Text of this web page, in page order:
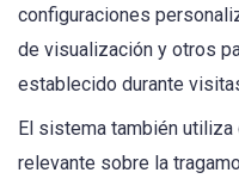
configuraciones
de visualización y otros
establecido durante
El sistema también
relevante sobre la